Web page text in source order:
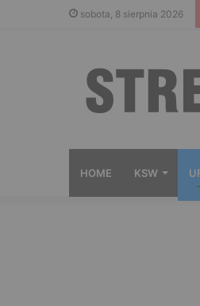
sobota, 8 sierpnia 2026
HOME KSW